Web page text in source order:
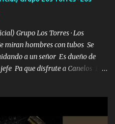
Grupo Los Torres · Los
miran hombres con tubos Se
a un señor Es dueño de
Pa que disfrute a Canelos Es
platica de grandes por eso hay